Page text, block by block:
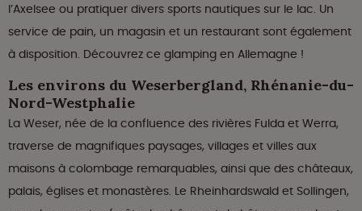
l’Axelsee ou pratiquer divers sports nautiques sur le lac. Un
service de pain, un magasin et un restaurant sont également
à disposition. Découvrez ce glamping en Allemagne !
Les environs du Weserbergland, Rhénanie-du-
Nord-Westphalie
La Weser, née de la confluence des rivières Fulda et Werra,
traverse de magnifiques paysages, villages et villes aux
maisons à colombage remarquables, ainsi que des châteaux,
palais, églises et monastères. Le Rheinhardswald et Sollingen,